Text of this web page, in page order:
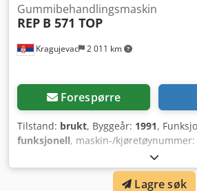
Kragujevac 2 011 km
Gummibehandlingsmaskin
REP B 571 TOP
Forespørre
Tilstand: brukt, Byggeår: 1991,
funksjonell, maskin-/kjøretøynummer:
,
gulvdimensjoner 500 x 630, i
låsekraft 250 t og injeksjonskapasitet
Lagre søk